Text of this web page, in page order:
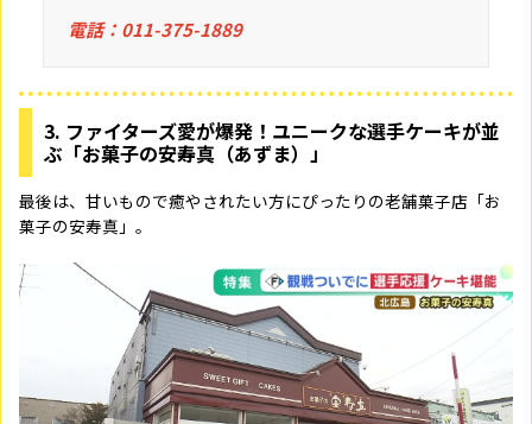
電話：011-375-1889
3. ファイターズ愛が爆発！ユニークな選手ケーキが並
ぶ「お菓子の安寿真（あずま）」
最後は、甘いもので癒やされたい方にぴったりの老舗菓子店「お
菓子の安寿真」。